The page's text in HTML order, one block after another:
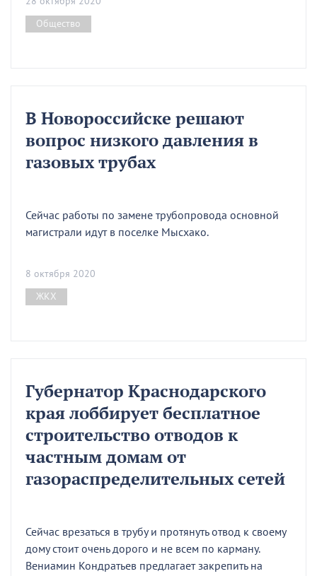
Общество
8 октября 2020
В Новороссийске решают
вопрос низкого давления в
газовых трубах
Сейчас работы по замене трубопровода основной
магистрали идут в поселке Мысхако.
ЖКХ
Губернатор Краснодарского
края лоббирует бесплатное
строительство отводов к
частным домам от
газораспределительных сетей
Сейчас врезаться в трубу и протянуть отвод к своему
дому стоит очень дорого и не всем по карману.
Вениамин Кондратьев предлагает закрепить на